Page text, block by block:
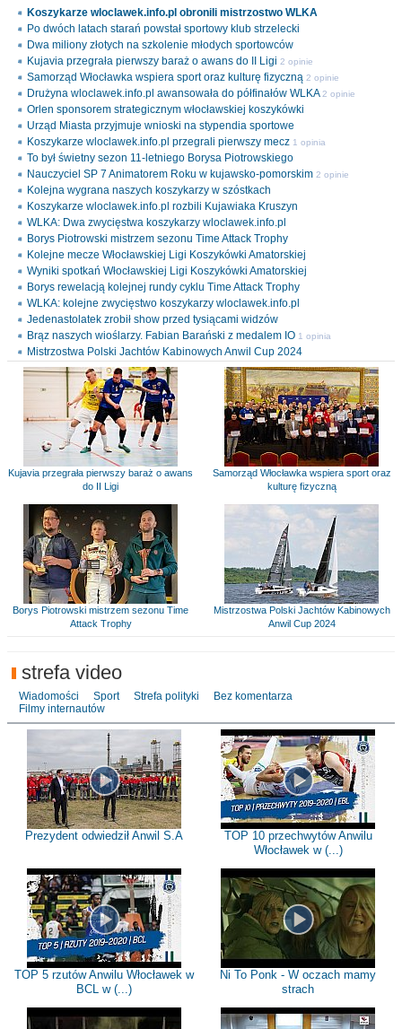
Koszykarze wloclawek.info.pl obronili mistrzostwo WLKA
Po dwóch latach starań powstał sportowy klub strzelecki
Dwa miliony złotych na szkolenie młodych sportowców
Kujavia przegrała pierwszy baraż o awans do II Ligi 2 opinie
Samorząd Włocławka wspiera sport oraz kulturę fizyczną 2 opinie
Drużyna wloclawek.info.pl awansowała do półfinałów WLKA 2 opinie
Orlen sponsorem strategicznym włocławskiej koszykówki
Urząd Miasta przyjmuje wnioski na stypendia sportowe
Koszykarze wloclawek.info.pl przegrali pierwszy mecz 1 opinia
To był świetny sezon 11-letniego Borysa Piotrowskiego
Nauczyciel SP 7 Animatorem Roku w kujawsko-pomorskim 2 opinie
Kolejna wygrana naszych koszykarzy w szóstkach
Koszykarze wloclawek.info.pl rozbili Kujawiaka Kruszyn
WLKA: Dwa zwycięstwa koszykarzy wloclawek.info.pl
Borys Piotrowski mistrzem sezonu Time Attack Trophy
Kolejne mecze Włocławskiej Ligi Koszykówki Amatorskiej
Wyniki spotkań Włocławskiej Ligi Koszykówki Amatorskiej
Borys rewelacją kolejnej rundy cyklu Time Attack Trophy
WLKA: kolejne zwycięstwo koszykarzy wloclawek.info.pl
Jedenastolatek zrobił show przed tysiącami widzów
Brąz naszych wioślarzy. Fabian Barański z medalem IO 1 opinia
Mistrzostwa Polski Jachtów Kabinowych Anwil Cup 2024
Kujavia przegrała pierwszy baraż o awans
do II Ligi
Samorząd Włocławka wspiera sport oraz
kulturę fizyczną
Borys Piotrowski mistrzem sezonu Time
Attack Trophy
Mistrzostwa Polski Jachtów Kabinowych
Anwil Cup 2024
strefa video
Wiadomości Sport Strefa polityki
Bez komentarza
Filmy internautów
Prezydent odwiedził Anwil S.A
TOP 10 przechwytów Anwilu
Włocławek w (...)
TOP 5 rzutów Anwilu Włocławek w
BCL w (...)
Ni To Ponk - W oczach mamy
strach